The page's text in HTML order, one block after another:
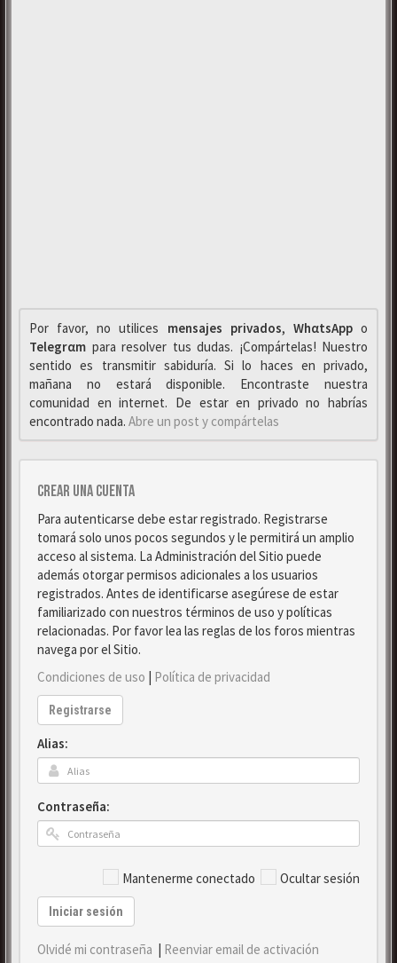
Por favor, no utilices mensajes privados, WhαtsAppo
Telegrαm para resolver tus dudas. ¡Compártelas! Nuestro
sentido es transmitir sabiduría. Si lo haces en privado,
mañana no estará disponible. Encontraste nuestra
comunidad en internet. De estar en privado no habrías
encontrado nada. Abre un post y compártelas
Crear una cuenta
Para autenticarse debe estar registrado. Registrarse
tomará solo unos pocos segundos y le permitirá un amplio
acceso al sistema. La Administración del Sitio puede
además otorgar permisos adicionales a los usuarios
registrados. Antes de identificarse asegúrese de estar
familiarizado con nuestros términos de uso y políticas
relacionadas. Por favor lea las reglas de los foros mientras
navega por el Sitio.
Condiciones de uso | Política de privacidad
Registrarse
Alias:
Contraseña:
Mantenerme conectado Ocultar sesión
Iniciar sesión
Olvidé mi contraseña | Reenviar email de activación